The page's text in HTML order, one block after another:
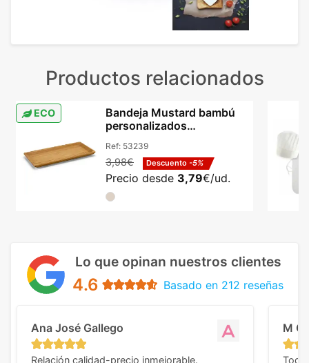
Productos relacionados
ECO
Bandeja Mustard bambú
personalizados
natural
Ref: 53239
3,98€ Descuento -5%
Precio desde 3,79€/ud.
Lo que opinan nuestros clientes
4.6 Basado en 212 reseñas
Ana José Gallego
Relación calidad-precio inmejorable.
M C
Todo